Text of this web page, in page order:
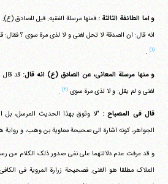
و اما الطائفة الثالثة : فمنها مرسلة الفقیه: قیل للصادق
انه قال: ان الصدقة لا تحل لغنی و لا لذی مرة سوی ؟
(۱) .
و منها مرسلة المعانی، عن الصادق (ع) انه قال:قد
لغنی و لم یقل: و لا لذی مرة سوی(۲) .
قال فی المصباح : "لا وثوق بهذا الحدیث المرسل،
الجواهر، کونه اشارة الی صحیحة معاویة بن وهب، و
و قد عرفت عدم دلالتهما علی نفی صدور ذلک الکلام من
الملاک مطلقا هو الغنی. فصحیحة زرارة المرویة فی